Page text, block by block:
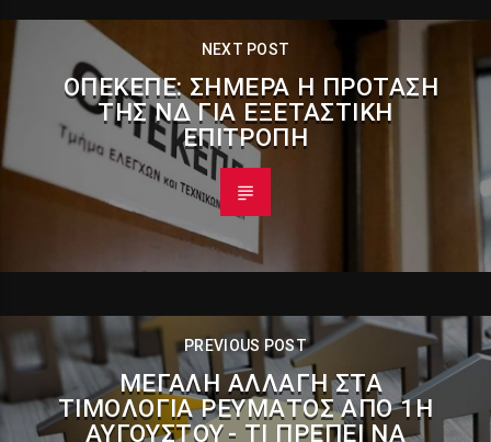
NEXT POST
ΟΠΕΚΕΠΕ: ΣΉΜΕΡΑ Η ΠΡΌΤΑΣΗ
ΤΗΣ ΝΔ ΓΙΑ ΕΞΕΤΑΣΤΙΚΉ
ΕΠΙΤΡΟΠΉ
PREVIOUS POST
ΜΕΓΆΛΗ ΑΛΛΑΓΉ ΣΤΑ
ΤΙΜΟΛΌΓΙΑ ΡΕΎΜΑΤΟΣ ΑΠΌ 1Η
ΑΥΓΟΎΣΤΟΥ - ΤΙ ΠΡΈΠΕΙ ΝΑ